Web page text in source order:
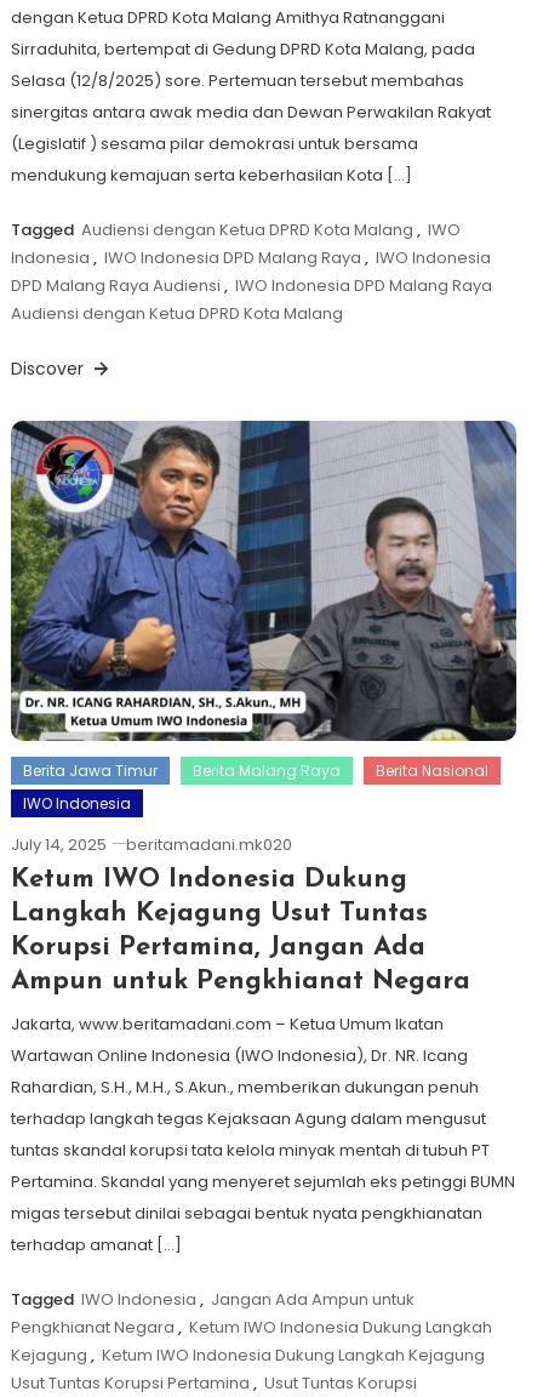
dengan Ketua DPRD Kota Malang Amithya Ratnanggani
Sirraduhita, bertempat di Gedung DPRD Kota Malang, pada
Selasa (12/8/2025) sore. Pertemuan tersebut membahas
sinergitas antara awak media dan Dewan Perwakilan Rakyat
(Legislatif ) sesama pilar demokrasi untuk bersama
mendukung kemajuan serta keberhasilan Kota […]
Tagged Audiensi dengan Ketua DPRD Kota Malang , IWO
Indonesia , IWO Indonesia DPD Malang Raya , IWO Indonesia
DPD Malang Raya Audiensi , IWO Indonesia DPD Malang Raya
Audiensi dengan Ketua DPRD Kota Malang
Discover
Berita Jawa Timur Berita Malang Raya
Berita Nasional
IWO Indonesia
July 14, 2025 beritamadani.mk020
Ketum IWO Indonesia Dukung
Langkah Kejagung Usut Tuntas
Korupsi Pertamina, Jangan Ada
Ampun untuk Pengkhianat Negara
Jakarta, www.beritamadani.com – Ketua Umum Ikatan
Wartawan Online Indonesia (IWO Indonesia), Dr. NR. Icang
Rahardian, S.H., M.H., S.Akun., memberikan dukungan penuh
terhadap langkah tegas Kejaksaan Agung dalam mengusut
tuntas skandal korupsi tata kelola minyak mentah di tubuh PT
Pertamina. Skandal yang menyeret sejumlah eks petinggi BUMN
migas tersebut dinilai sebagai bentuk nyata pengkhianatan
terhadap amanat […]
Tagged IWO Indonesia , Jangan Ada Ampun untuk
Pengkhianat Negara , Ketum IWO Indonesia Dukung Langkah
Kejagung , Ketum IWO Indonesia Dukung Langkah Kejagung
Usut Tuntas Korupsi Pertamina , Usut Tuntas Korupsi